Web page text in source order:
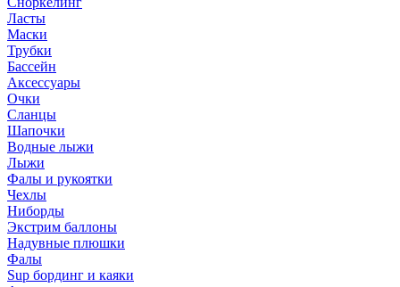
Ласты
Маски
Трубки
Бассейн
Аксессуары
Очки
Сланцы
Шапочки
Водные лыжи
Лыжи
Фалы и рукоятки
Чехлы
Ниборды
Экстрим баллоны
Надувные плюшки
Фалы
Sup бординг и каяки